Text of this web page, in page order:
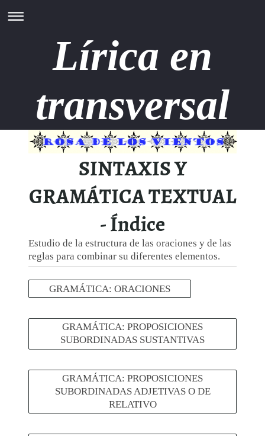
Lírica en
transversal
SINTAXIS Y
GRAMÁTICA TEXTUAL
- Índice
Estudio de la estructura de las oraciones y de las
reglas para combinar su diferentes elementos.
GRAMÁTICA: ORACIONES
GRAMÁTICA: PROPOSICIONES
SUBORDINADAS SUSTANTIVAS
GRAMÁTICA: PROPOSICIONES
SUBORDINADAS ADJETIVAS O DE
RELATIVO